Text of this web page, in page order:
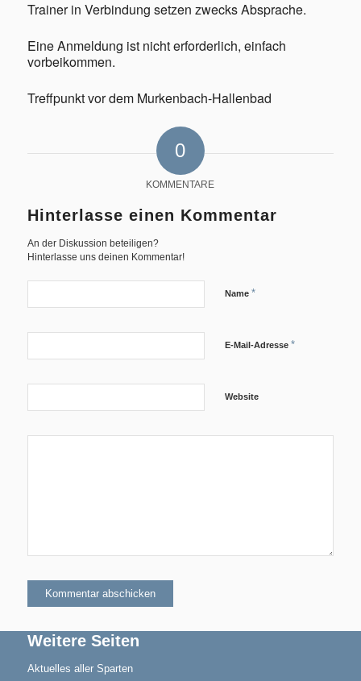
Geschichte
Termine/Training
Trainer in Verbindung setzen zwecks Absprache.
Eine Anmeldung ist nicht erforderlich, einfach
vorbeikommen.
Treffpunkt vor dem Murkenbach-Hallenbad
0
KOMMENTARE
Hinterlasse einen Kommentar
An der Diskussion beteiligen?
Hinterlasse uns deinen Kommentar!
Name *
E-Mail-Adresse *
Website
Weitere Seiten
Aktuelles aller Sparten